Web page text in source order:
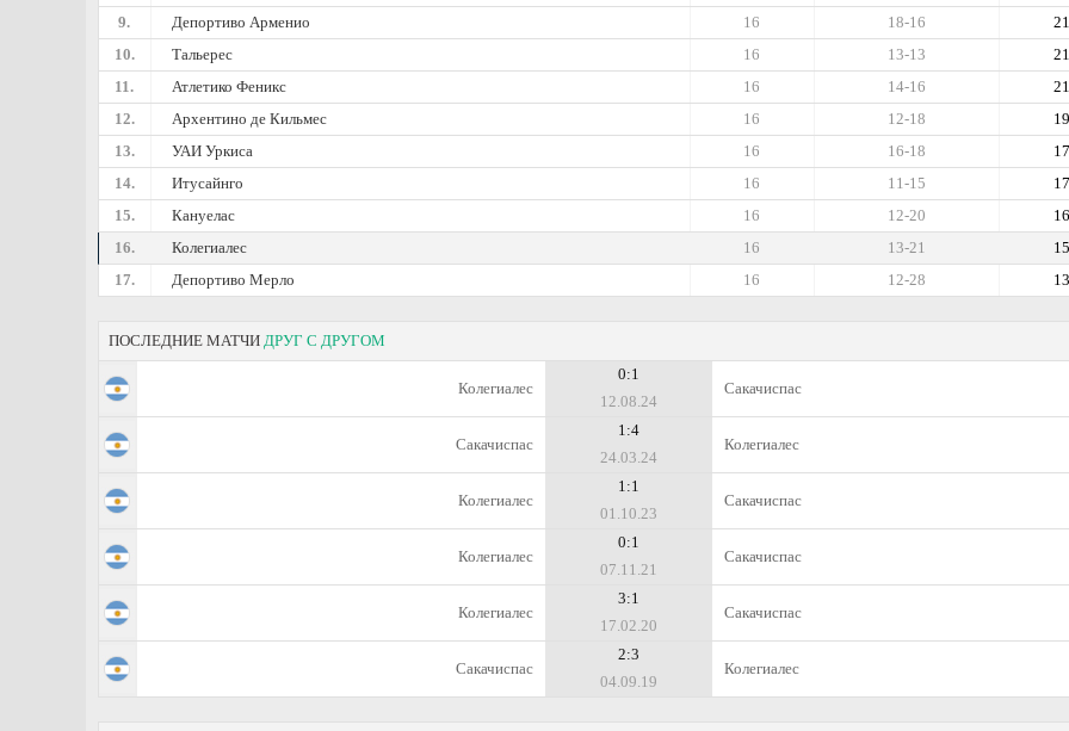
9.
Депортиво Арменио 21
18-16
16
10.
Тальерес 21
13-13
16
11.
Атлетико Феникс 21
14-16
16
12.
Архентино де Кильмес 19
12-18
16
13.
УАИ Уркиса 17
16-18
16
14.
Итусайнго 17
11-15
16
15.
Кануелас 16
12-20
16
16.
Колегиалес 15
13-21
16
17.
Депортиво Мерло 13
12-28
16
ПОСЛЕДНИЕ МАТЧИ ДРУГ С ДРУГОМ
Колегиалес
0:1
12.08.24
Сакачиспас
Сакачиспас
1:4
24.03.24
Колегиалес
Колегиалес
1:1
01.10.23
Сакачиспас
Колегиалес
0:1
07.11.21
Сакачиспас
Колегиалес
3:1
17.02.20
Сакачиспас
Сакачиспас
2:3
04.09.19
Колегиалес